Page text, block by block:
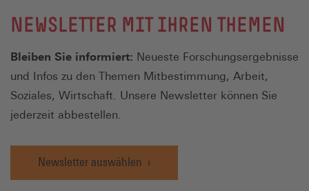
NEWSLETTER MIT IHREN THEMEN
Bleiben Sie informiert: Neueste Forschungsergebnisse
und Infos zu den Themen Mitbestimmung, Arbeit,
Soziales, Wirtschaft. Unsere Newsletter können Sie
jederzeit abbestellen.
Newsletter auswählen